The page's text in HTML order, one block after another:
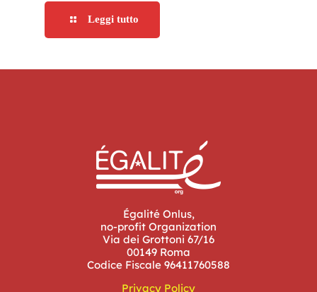
Leggi tutto
Égalité Onlus,
no-profit Organization
Via dei Grottoni 67/16
00149 Roma
Codice Fiscale 96411760588
Privacy Policy